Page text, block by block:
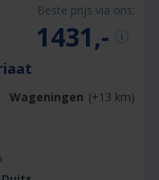
Beste prijs via ons:
1431,-
Wageningen (+13 km)